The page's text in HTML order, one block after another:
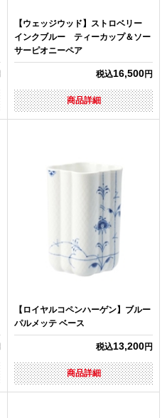
【ウェッジウッド】ストロベリー
インクブルー ティーカップ＆ソー
サーピオニーペア
税込16,500円
商品詳細
【ロイヤルコペンハーゲン】ブルー
パルメッテ ベース
税込13,200円
商品詳細